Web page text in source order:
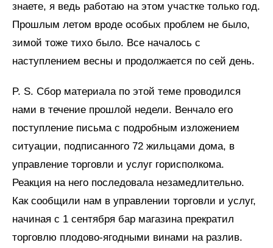
знаете, я ведь работаю на этом участке только год.
Прошлым летом вроде особых проблем не было,
зимой тоже тихо было. Все началось с
наступлением весны и продолжается по сей день.
P. S. Сбор материала по этой теме проводился
нами в течение прошлой недели. Венчало его
поступление письма с подробным изложением
ситуации, подписанного 72 жильцами дома, в
управление торговли и услуг горисполкома.
Реакция на него последовала незамедлительно.
Как сообщили нам в управлении торговли и услуг,
начиная с 1 сентября бар магазина прекратил
торговлю плодово-ягодными винами на разлив.